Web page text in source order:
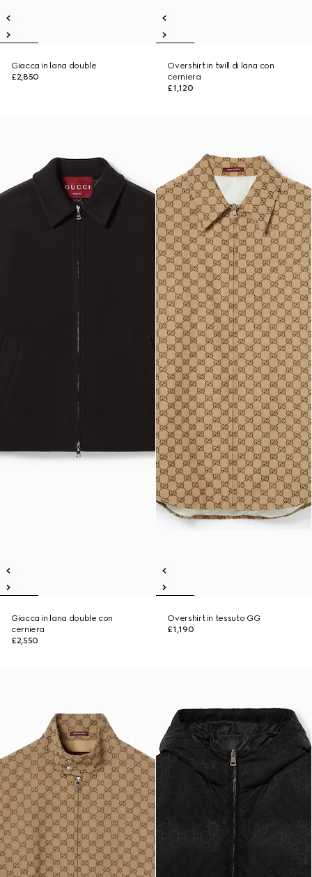
Giacca in lana double
£2,850
Overshirt in twill di lana con
cerniera
£1,120
Giacca in lana double con
cerniera
£2,550
Overshirt in tessuto GG
£1,190